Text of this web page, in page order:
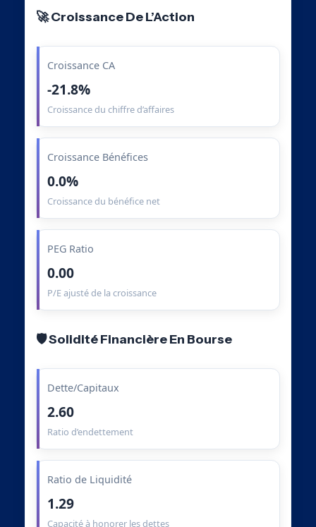
🚀 Croissance De L’Action
Croissance CA
-21.8%
Croissance du chiffre d’affaires
Croissance Bénéfices
0.0%
Croissance du bénéfice net
PEG Ratio
0.00
P/E ajusté de la croissance
🛡️ Solidité Financière En Bourse
Dette/Capitaux
2.60
Ratio d’endettement
Ratio de Liquidité
1.29
Capacité à honorer les dettes